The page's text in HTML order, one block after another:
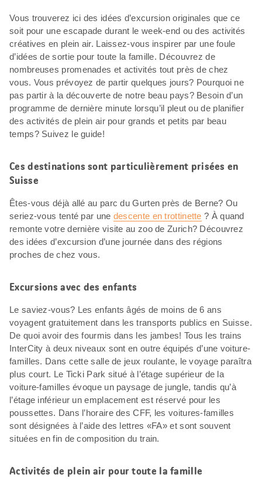
Vous trouverez ici des idées d’excursion originales que ce
soit pour une escapade durant le week-end ou des activités
créatives en plein air. Laissez-vous inspirer par une foule
d’idées de sortie pour toute la famille. Découvrez de
nombreuses promenades et activités tout près de chez
vous. Vous prévoyez de partir quelques jours? Pourquoi ne
pas partir à la découverte de notre beau pays? Besoin d’un
programme de dernière minute lorsqu’il pleut ou de planifier
des activités de plein air pour grands et petits par beau
temps? Suivez le guide!
Ces destinations sont particulièrement prisées en
Suisse
Êtes-vous déjà allé au parc du Gurten près de Berne? Ou
seriez-vous tenté par une descente en trottinette ? À quand
remonte votre dernière visite au zoo de Zurich? Découvrez
des idées d’excursion d’une journée dans des régions
proches de chez vous.
Excursions avec des enfants
Le saviez-vous? Les enfants âgés de moins de 6 ans
voyagent gratuitement dans les transports publics en Suisse.
De quoi avoir des fourmis dans les jambes! Tous les trains
InterCity à deux niveaux sont en outre équipés d’une voiture-
familles. Dans cette salle de jeux roulante, le voyage paraîtra
plus court. Le Ticki Park situé à l’étage supérieur de la
voiture-familles évoque un paysage de jungle, tandis qu’à
l’étage inférieur un emplacement est réservé pour les
poussettes. Dans l’horaire des CFF, les voitures-familles
sont désignées à l’aide des lettres «FA» et sont souvent
situées en fin de composition du train.
Activités de plein air pour toute la famille